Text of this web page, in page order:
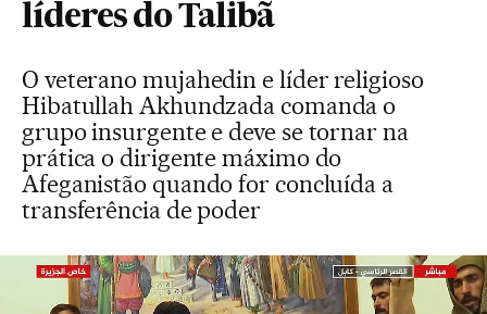
líderes do Talibã
O veterano mujahedin e líder religioso
Hibatullah Akhundzada comanda o
grupo insurgente e deve se tornar na
prática o dirigente máximo do
Afeganistão quando for concluída a
transferência de poder